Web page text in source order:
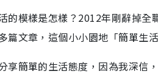
模樣是怎樣？2012年剛辭掉全
文章，這個小小園地「簡單生
簡單的生活態度，因為我深信